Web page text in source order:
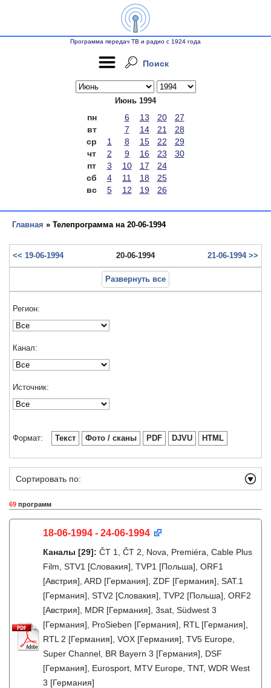
Программа передач ТВ и радио с 1924 года
Поиск
Июнь 1994
пн 6 13 20
27
вт
7 14 21
28
ср
1 8 15 22
29
чт
2 9 16 23
30
пт
3 10 17
24
сб
4 11 18
25
вс
5 12 19 26
Главная » Телепрограмма на 20-06-1994
<< 19-06-1994 20-06-1994 21-06-1994 >>
Развернуть все
Регион:
Канал:
Источник:
Формат: Текст Фото / сканы PDF DJVU HTML
Сортировать по:
69 программ
18-06-1994 - 24-06-1994
Каналы [29]: ČT 1, ČT 2, Nova, Premiéra, Cable Plus
Film, STV1 [Словакия], TVP1 [Польша], ORF1
[Австрия], ARD [Германия], ZDF [Германия], SAT.1
[Германия], STV2 [Словакия], TVP2 [Польша], ORF2
[Австрия], MDR [Германия], 3sat, Südwest 3
[Германия], ProSieben [Германия], RTL [Германия],
RTL 2 [Германия], VOX [Германия], TV5 Europe,
Super Channel, BR Bayern 3 [Германия], DSF
[Германия], Eurosport, MTV Europe, TNT, WDR West
3 [Германия]